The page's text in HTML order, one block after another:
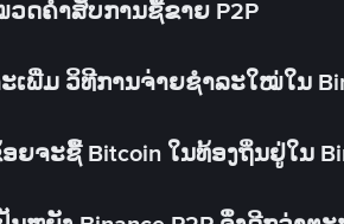
ດຄໍາສັບການຊື້ຂາຍ P2P
ເພີ່ມ ວິທີການຈ່າຍຊຳລະໃໝ່ໃນ
ຍຈະຊື້ Bitcoin ໃນທ້ອງຖິ່ນຢູ່ໃນ